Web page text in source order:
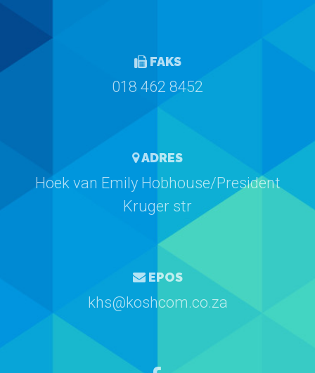
FAKS
018 462 8452
ADRES
Hoek van Emily Hobhouse/President
Kruger str
EPOS
khs@koshcom.co.za